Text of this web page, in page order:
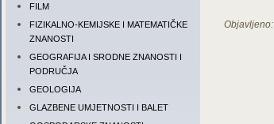
FILM
FIZIKALNO-KEMIJSKE I MATEMATIČKE
ZNANOSTI
GEOGRAFIJA I SRODNE ZNANOSTI I
PODRUČJA
GEOLOGIJA
GLAZBENE UMJETNOSTI I BALET
Objavljeno: